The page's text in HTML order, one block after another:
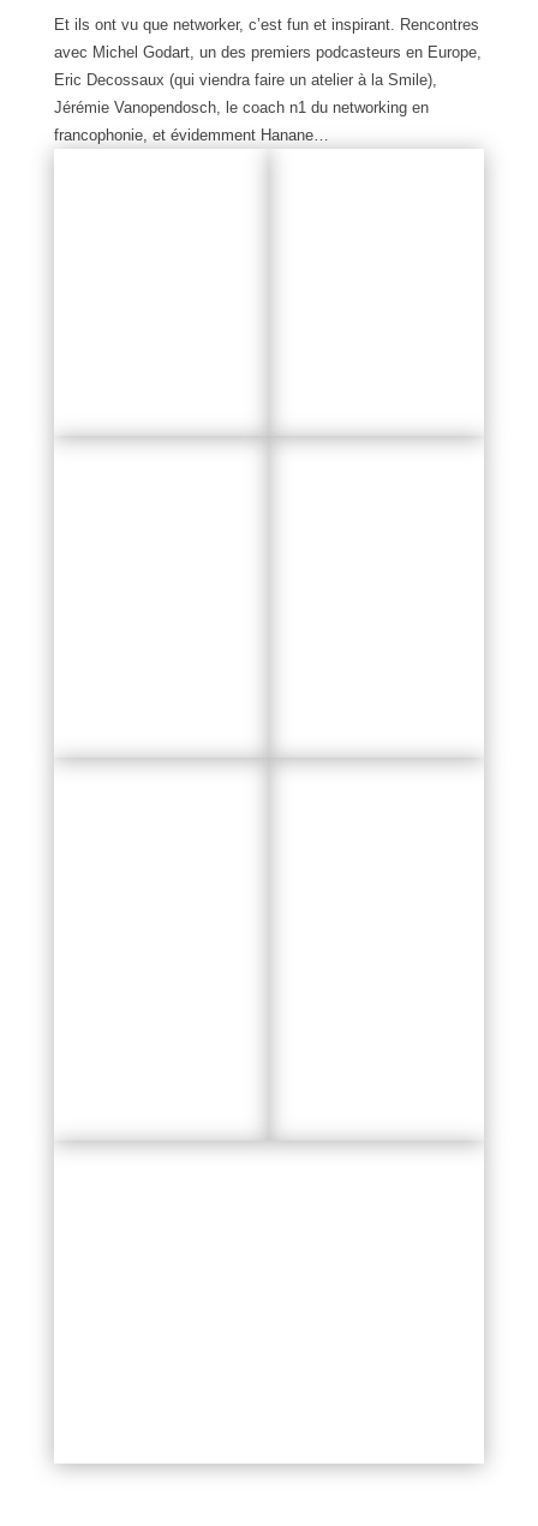
Et ils ont vu que networker, c’est fun et inspirant. Rencontres
avec Michel Godart, un des premiers podcasteurs en Europe,
Eric Decossaux (qui viendra faire un atelier à la Smile),
Jérémie Vanopendosch, le coach n1 du networking en
francophonie, et évidemment Hanane…